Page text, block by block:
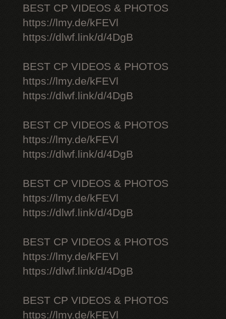
BEST CP VIDEOS & PHOTOS
https://lmy.de/kFEVl
https://dlwf.link/d/4DgB
BEST CP VIDEOS & PHOTOS
https://lmy.de/kFEVl
https://dlwf.link/d/4DgB
BEST CP VIDEOS & PHOTOS
https://lmy.de/kFEVl
https://dlwf.link/d/4DgB
BEST CP VIDEOS & PHOTOS
https://lmy.de/kFEVl
https://dlwf.link/d/4DgB
BEST CP VIDEOS & PHOTOS
https://lmy.de/kFEVl
https://dlwf.link/d/4DgB
BEST CP VIDEOS & PHOTOS
https://lmy.de/kFEVl